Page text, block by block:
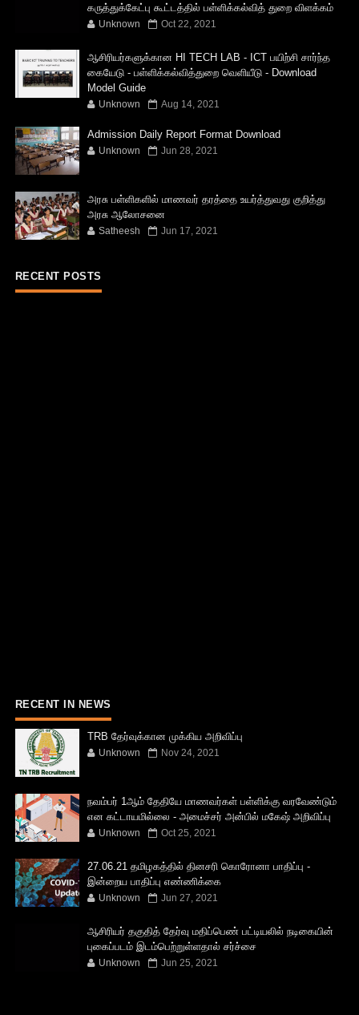
கருத்துக்கேட்பு கூட்டத்தில் பள்ளிக்கல்வித் துறை விளக்கம்
Unknown Oct 22, 2021
ஆசிரியர்களுக்கான HI TECH LAB - ICT பயிற்சி சார்ந்த
கையேடு - பள்ளிக்கல்வித்துறை வெளியீடு - Download
Model Guide
Unknown Aug 14, 2021
Admission Daily Report Format Download
Unknown Jun 28, 2021
அரசு பள்ளிகளில் மாணவர் தரத்தை உயர்த்துவது குறித்து
அரசு ஆலோசனை
Satheesh Jun 17, 2021
RECENT POSTS
RECENT IN NEWS
TRB தேர்வுக்கான முக்கிய அறிவிப்பு
Unknown Nov 24, 2021
நவம்பர் 1ஆம் தேதியே மாணவர்கள் பள்ளிக்கு வரவேண்டும்
என கட்டாயமில்லை - அமைச்சர் அன்பில் மகேஷ் அறிவிப்பு
Unknown Oct 25, 2021
27.06.21 தமிழகத்தில் தினசரி கொரோனா பாதிப்பு -
இன்றைய பாதிப்பு எண்ணிக்கை
Unknown Jun 27, 2021
ஆசிரியர் தகுதித் தேர்வு மதிப்பெண் பட்டியலில் நடிகையின்
புகைப்படம் இடம்பெற்றுள்ளதால் சர்ச்சை
Unknown Jun 25, 2021